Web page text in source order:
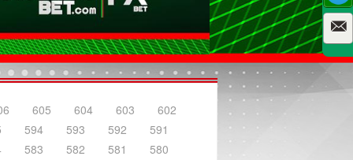
605 604 603
602
594 593 592
591
583 582 581
580